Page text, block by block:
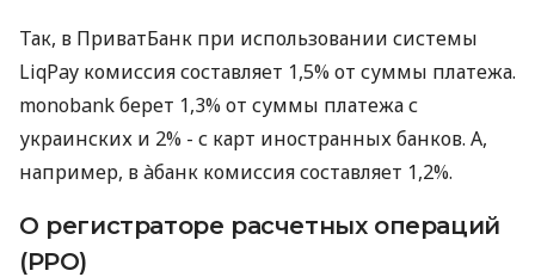
Так, в ПриватБанк при использовании системы
LiqPay комиссия составляет 1,5% от суммы платежа.
monobank берет 1,3% от суммы платежа с
украинских и 2% - с карт иностранных банков. А,
например, в àбанк комиссия составляет 1,2%.
О регистраторе расчетных операций
(РРО)